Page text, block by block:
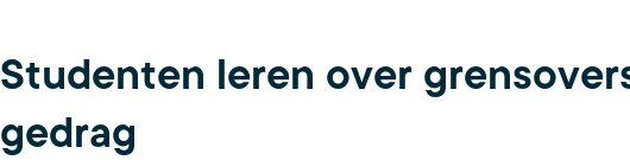
Studenten leren over
gedrag